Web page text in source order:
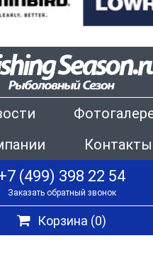
Контакты
(499) 398 22 54
Заказать обратный звонок
Корзина (0)